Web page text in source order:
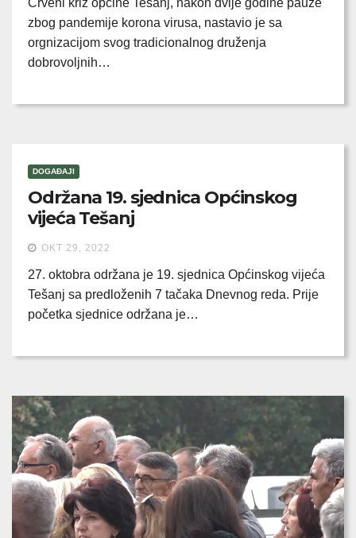
Crveni križ općine Tešanj, nakon dvije godine pauze
zbog pandemije korona virusa, nastavio je sa
orgnizacijom svog tradicionalnog druženja
dobrovoljnih…
DOGAĐAJI
Održana 19. sjednica Općinskog
vijeća Tešanj
OKT 29, 2022
27. oktobra održana je 19. sjednica Općinskog vijeća
Tešanj sa predloženih 7 tačaka Dnevnog reda. Prije
početka sjednice održana je…